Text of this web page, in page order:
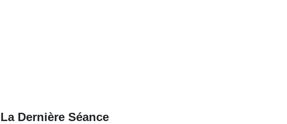
La Dernière Séance